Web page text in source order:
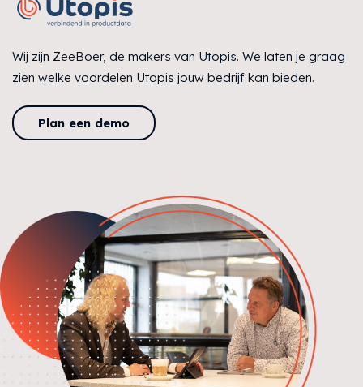
Wij zijn ZeeBoer, de makers van Utopis. We laten je graag
zien welke voordelen Utopis jouw bedrijf kan bieden.
Plan een demo